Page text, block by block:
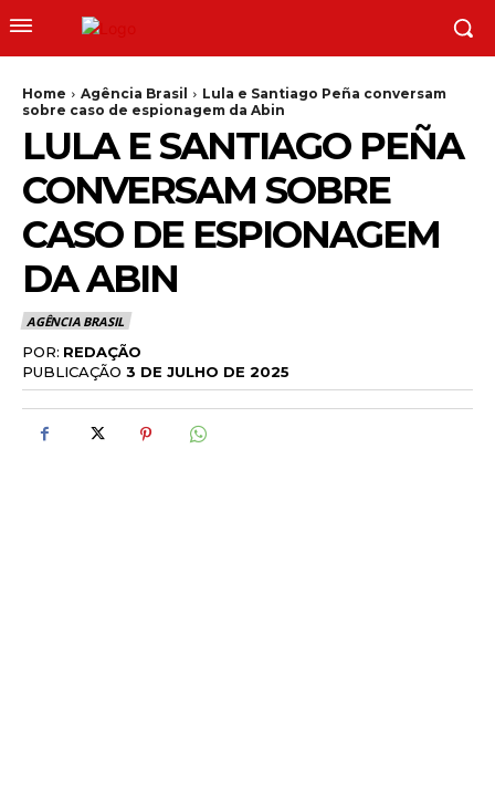
Home Agência Brasil
Lula e Santiago Peña conversam
sobre caso de espionagem da Abin
LULA E SANTIAGO PEÑA
CONVERSAM SOBRE
CASO DE ESPIONAGEM
DA ABIN
AGÊNCIA BRASIL
POR: REDAÇÃO
PUBLICAÇÃO 3 DE JULHO DE 2025